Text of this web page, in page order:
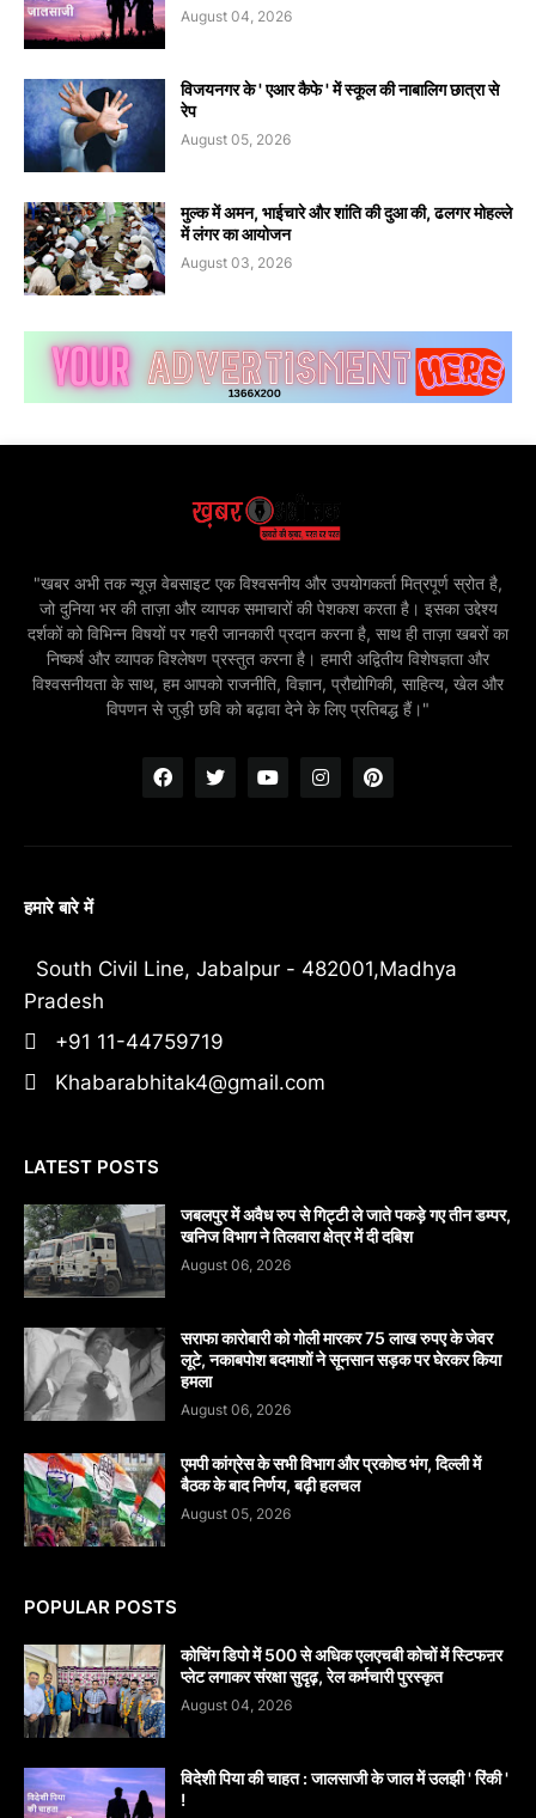
August 04, 2026
विजयनगर के ' एआर कैफे ' में स्कूल की नाबालिग छात्रा से
रेप
August 05, 2026
मुल्क में अमन, भाईचारे और शांति की दुआ की, ढलगर मोहल्ले
में लंगर का आयोजन
August 03, 2026
"खबर अभी तक न्यूज़ वेबसाइट एक विश्वसनीय और उपयोगकर्ता मित्रपूर्ण स्रोत है,
जो दुनिया भर की ताज़ा और व्यापक समाचारों की पेशकश करता है। इसका उद्देश्य
दर्शकों को विभिन्न विषयों पर गहरी जानकारी प्रदान करना है, साथ ही ताज़ा खबरों का
निष्कर्ष और व्यापक विश्लेषण प्रस्तुत करना है। हमारी अद्वितीय विशेषज्ञता और
विश्वसनीयता के साथ, हम आपको राजनीति, विज्ञान, प्रौद्योगिकी, साहित्य, खेल और
विपणन से जुड़ी छवि को बढ़ावा देने के लिए प्रतिबद्ध हैं।"
हमारे बारे में
South Civil Line, Jabalpur - 482001,Madhya
Pradesh
+91 11-44759719
Khabarabhitak4@gmail.com
LATEST POSTS
जबलपुर में अवैध रुप से गिट्टी ले जाते पकड़े गए तीन डम्पर,
खनिज विभाग ने तिलवारा क्षेत्र में दी दबिश
August 06, 2026
सराफा कारोबारी को गोली मारकर 75 लाख रुपए के जेवर
लूटे, नकाबपोश बदमाशों ने सूनसान सड़क पर घेरकर किया
हमला
August 06, 2026
एमपी कांग्रेस के सभी विभाग और प्रकोष्ठ भंग, दिल्ली में
बैठक के बाद निर्णय, बढ़ी हलचल
August 05, 2026
POPULAR POSTS
कोचिंग डिपो में 500 से अधिक एलएचबी कोचों में स्टिफऩर
प्लेट लगाकर संरक्षा सुदृढ़, रेल कर्मचारी पुरस्कृत
August 04, 2026
विदेशी पिया की चाहत : जालसाजी के जाल में उलझी ' रिंकी '
!